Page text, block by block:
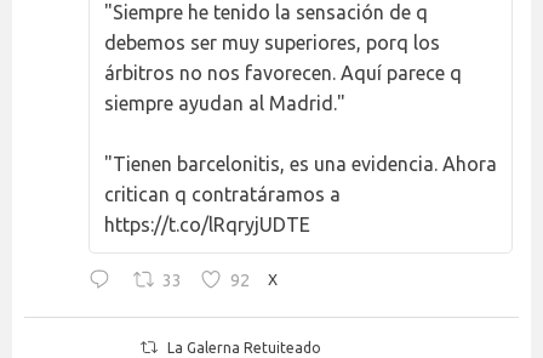
"Siempre he tenido la sensación de q
debemos ser muy superiores, porq los
árbitros no nos favorecen. Aquí parece q
siempre ayudan al Madrid."
"Tienen barcelonitis, es una evidencia. Ahora
critican q contratáramos a
https://t.co/lRqryjUDTE
33 92 X
La Galerna Retuiteado